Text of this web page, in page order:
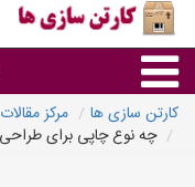
کارتن سازی ها
مرکز مقالات
چه نوع چاپی برای